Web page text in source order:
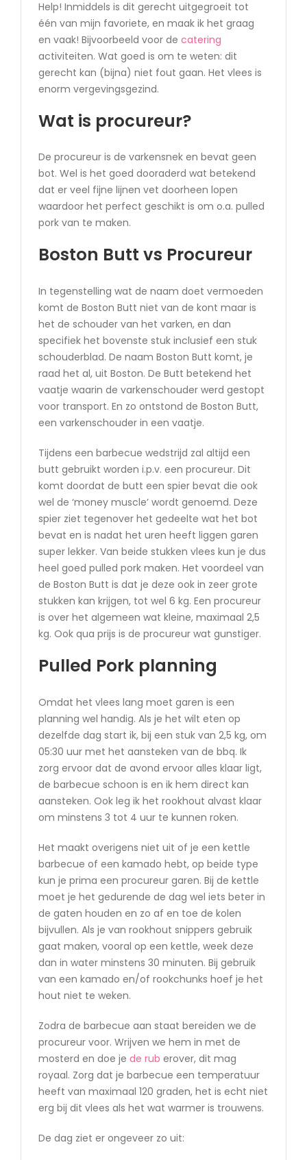
Help! Inmiddels is dit gerecht uitgegroeit tot
één van mijn favoriete, en maak ik het graag
en vaak! Bijvoorbeeld voor de catering
activiteiten. Wat goed is om te weten: dit
gerecht kan (bijna) niet fout gaan. Het vlees is
enorm vergevingsgezind.
Wat is procureur?
De procureur is de varkensnek en bevat geen
bot. Wel is het goed dooraderd wat betekend
dat er veel fijne lijnen vet doorheen lopen
waardoor het perfect geschikt is om o.a. pulled
pork van te maken.
Boston Butt vs Procureur
In tegenstelling wat de naam doet vermoeden
komt de Boston Butt niet van de kont maar is
het de schouder van het varken, en dan
specifiek het bovenste stuk inclusief een stuk
schouderblad. De naam Boston Butt komt, je
raad het al, uit Boston. De Butt betekend het
vaatje waarin de varkenschouder werd gestopt
voor transport. En zo ontstond de Boston Butt,
een varkenschouder in een vaatje.
Tijdens een barbecue wedstrijd zal altijd een
butt gebruikt worden i.p.v. een procureur. Dit
komt doordat de butt een spier bevat die ook
wel de ‘money muscle’ wordt genoemd. Deze
spier ziet tegenover het gedeelte wat het bot
bevat en is nadat het uren heeft liggen garen
super lekker. Van beide stukken vlees kun je dus
heel goed pulled pork maken. Het voordeel van
de Boston Butt is dat je deze ook in zeer grote
stukken kan krijgen, tot wel 6 kg. Een procureur
is over het algemeen wat kleine, maximaal 2,5
kg. Ook qua prijs is de procureur wat gunstiger.
Pulled Pork planning
Omdat het vlees lang moet garen is een
planning wel handig. Als je het wilt eten op
dezelfde dag start ik, bij een stuk van 2,5 kg, om
05:30 uur met het aansteken van de bbq. Ik
zorg ervoor dat de avond ervoor alles klaar ligt,
de barbecue schoon is en ik hem direct kan
aansteken. Ook leg ik het rookhout alvast klaar
om minstens 3 tot 4 uur te kunnen roken.
Het maakt overigens niet uit of je een kettle
barbecue of een kamado hebt, op beide type
kun je prima een procureur garen. Bij de kettle
moet je het gedurende de dag wel iets beter in
de gaten houden en zo af en toe de kolen
bijvullen. Als je van rookhout snippers gebruik
gaat maken, vooral op een kettle, week deze
dan in water minstens 30 minuten. Bij gebruik
van een kamado en/of rookchunks hoef je het
hout niet te weken.
Zodra de barbecue aan staat bereiden we de
procureur voor. Wrijven we hem in met de
mosterd en doe je de rub erover, dit mag
royaal. Zorg dat je barbecue een temperatuur
heeft van maximaal 120 graden, het is echt niet
erg bij dit vlees als het wat warmer is trouwens.
De dag ziet er ongeveer zo uit: